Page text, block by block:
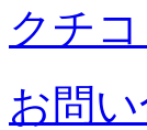
クチコ
お問